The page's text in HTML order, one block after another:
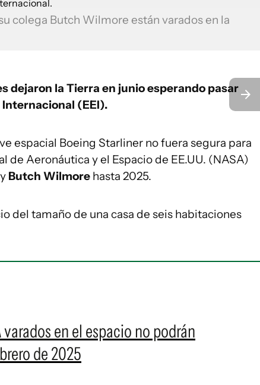
colega Butch Wilmore están varados en la
dejaron la Tierra en junio esperando pasar
(EEI).
espacial Boeing Starliner no fuera segura para
de Aeronáutica y el Espacio de EE.UU. (NASA)
y Butch Wilmore hasta 2025.
del tamaño de una casa de seis habitaciones
varados en el espacio no podrán
de 2025